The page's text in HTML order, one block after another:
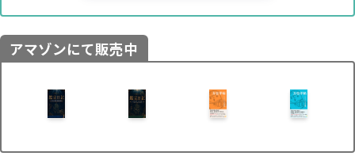
アマゾンにて販売中